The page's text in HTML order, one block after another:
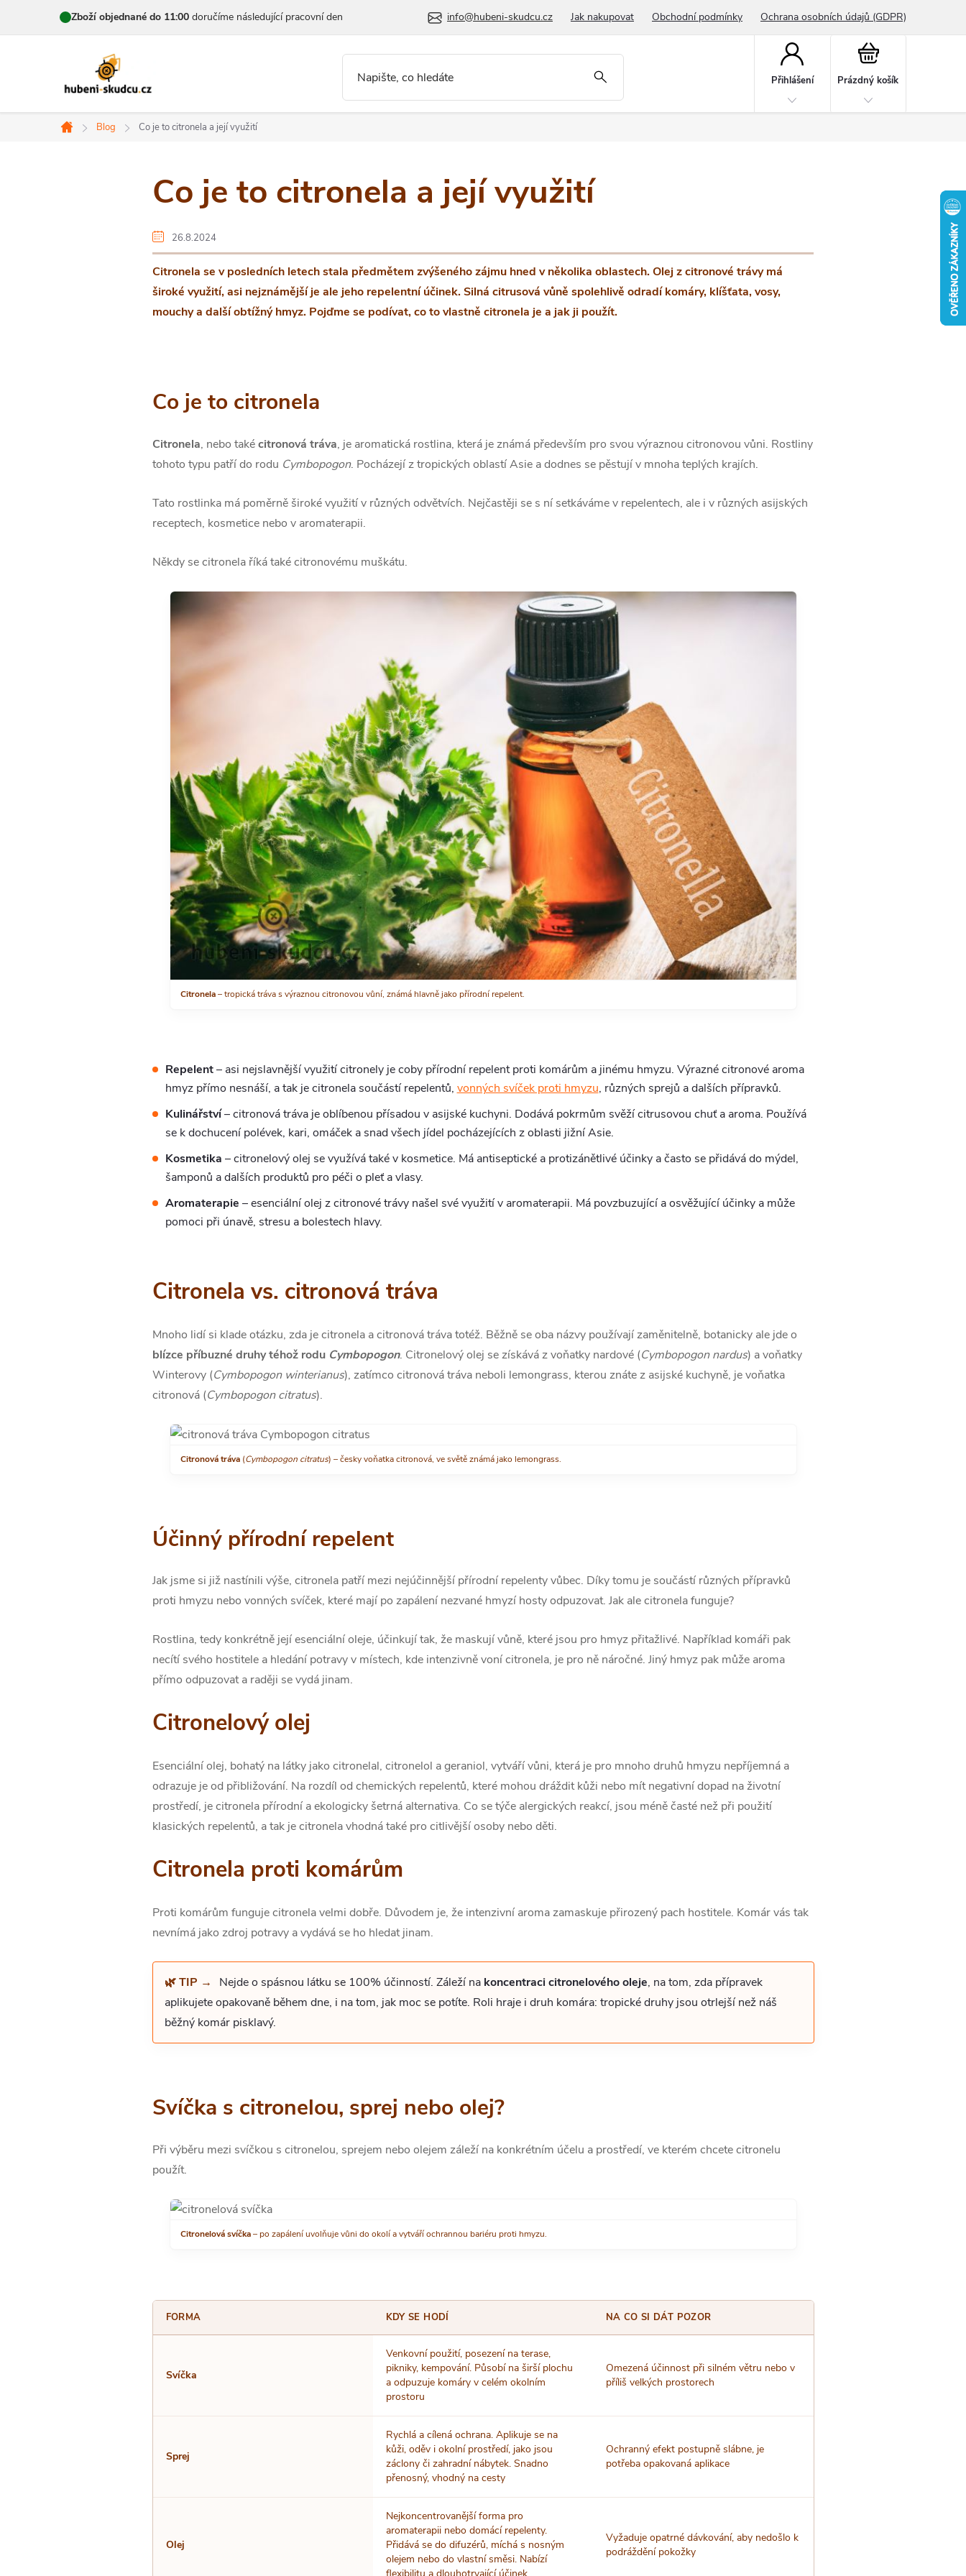
Zboží objednané do 11:00 doručíme následující pracovní den info@hubeni-skudcu.cz Jak nakupovat Obchodní podmínky Ochrana osobních údajů (GDPR)
Přihlášení
Nákupní
Prázdný košík
Domů
Blog Co je to citronela a její využití
Co je to citronela a její využití
26.8.2024
Citronela se v posledních letech stala předmětem zvýšeného zájmu hned v několika oblastech. Olej z citronové trávy má
široké využití, asi nejznámější je ale jeho repelentní účinek. Silná citrusová vůně spolehlivě odradí komáry, klíšťata, vosy,
mouchy a další obtížný hmyz. Pojďme se podívat, co to vlastně citronela je a jak ji použít.
Co je to citronela
Citronela, nebo takécitronová tráva, je aromatická rostlina, která je známá především pro svou výraznou citronovou vůni. Rostliny
tohoto typu patří do rodu Cymbopogon. Pocházejí z tropických oblastí Asie a dodnes se pěstují v mnoha teplých krajích.
Tato rostlinka má poměrně široké využití v různých odvětvích. Nejčastěji se s ní setkáváme v repelentech, ale i v různých asijských
receptech, kosmetice nebo v aromaterapii.
Někdy se citronela říká také citronovému muškátu.
Citronela– tropická tráva s výraznou citronovou vůní, známá hlavně jako přírodní repelent.
Repelent– asi nejslavnější využití citronely je coby přírodní repelent proti komárům a jinému hmyzu. Výrazné citronové aroma
hmyz přímo nesnáší, a tak je citronela součástí repelentů, vonných svíček proti hmyzu, různých sprejů a dalších přípravků.
Kulinářství– citronová tráva je oblíbenou přísadou v asijské kuchyni. Dodává pokrmům svěží citrusovou chuť a aroma. Používá
se k dochucení polévek, kari, omáček a snad všech jídel pocházejících z oblasti jižní Asie.
Kosmetika – citronelový olej se využívá také v kosmetice. Má antiseptické a protizánětlivé účinky a často se přidává do mýdel,
šamponů a dalších produktů pro péči o pleť a vlasy.
Aromaterapie – esenciální olej z citronové trávy našel své využití v aromaterapii. Má povzbuzující a osvěžující účinky a může
pomoci při únavě, stresu a bolestech hlavy.
Citronela vs. citronová tráva
Mnoho lidí si klade otázku, zda je citronela a citronová tráva totéž. Běžně se oba názvy používají zaměnitelně, botanicky ale jde o
blízce příbuzné druhy téhož rodu Cymbopogon. Citronelový olej se získává z voňatky nardové (Cymbopogon nardus) a voňatky
Winterovy (Cymbopogon winterianus), zatímco citronová tráva neboli lemongrass, kterou znáte z asijské kuchyně, je voňatka
citronová (Cymbopogon citratus).
Citronová tráva(Cymbopogon citratus) – česky voňatka citronová, ve světě známá jako lemongrass.
Účinný přírodní repelent
Jak jsme si již nastínili výše, citronela patří mezi nejúčinnější přírodní repelenty vůbec. Díky tomu je součástí různých přípravků
proti hmyzu nebo vonných svíček, které mají po zapálení nezvané hmyzí hosty odpuzovat. Jak ale citronela funguje?
Rostlina, tedy konkrétně její esenciální oleje, účinkují tak, že maskují vůně, které jsou pro hmyz přitažlivé. Například komáři pak
necítí svého hostitele a hledání potravy v místech, kde intenzivně voní citronela, je pro ně náročné. Jiný hmyz pak může aroma
přímo odpuzovat a raději se vydá jinam.
Citronelový olej
Esenciální olej, bohatý na látky jako citronelal, citronelol a geraniol, vytváří vůni, která je pro mnoho druhů hmyzu nepříjemná a
odrazuje je od přibližování. Na rozdíl od chemických repelentů, které mohou dráždit kůži nebo mít negativní dopad na životní
prostředí, je citronela přírodní a ekologicky šetrná alternativa. Co se týče alergických reakcí, jsou méně časté než při použití
klasických repelentů, a tak je citronela vhodná také pro citlivější osoby nebo děti.
Citronela proti komárům
Proti komárům funguje citronela velmi dobře. Důvodem je, že intenzivní aroma zamaskuje přirozený pach hostitele. Komár vás tak
nevnímá jako zdroj potravy a vydává se ho hledat jinam.
🌿 TIP → Nejde o spásnou látku se 100% účinností. Záleží na koncentraci citronelového oleje, na tom, zda přípravek
aplikujete opakovaně během dne, i na tom, jak moc se potíte. Roli hraje i druh komára: tropické druhy jsou otrlejší než náš
běžný komár pisklavý.
Svíčka s citronelou, sprej nebo olej?
Při výběru mezi svíčkou s citronelou, sprejem nebo olejem záleží na konkrétním účelu a prostředí, ve kterém chcete citronelu
použít.
Citronelová svíčka– po zapálení uvolňuje vůni do okolí a vytváří ochrannou bariéru proti hmyzu.
FORMA KDY SE HODÍ NA CO SI DÁT POZOR
Svíčka
Venkovní použití, posezení na terase,
pikniky, kempování. Působí na širší plochu
a odpuzuje komáry v celém okolním
prostoru
Omezená účinnost při silném větru nebo v
příliš velkých prostorech
Sprej
Rychlá a cílená ochrana. Aplikuje se na
kůži, oděv i okolní prostředí, jako jsou
záclony či zahradní nábytek. Snadno
přenosný, vhodný na cesty
Ochranný efekt postupně slábne, je
potřeba opakovaná aplikace
Olej
Nejkoncentrovanější forma pro
aromaterapii nebo domácí repelenty.
Přidává se do difuzérů, míchá s nosným
olejem nebo do vlastní směsi. Nabízí
Vyžaduje opatrné dávkování, aby nedošlo k
podráždění pokožky